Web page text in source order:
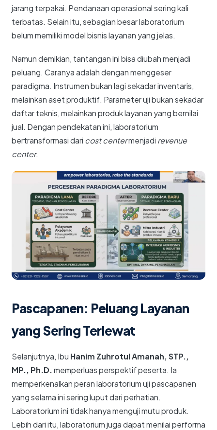
jarang terpakai. Pendanaan operasional sering kali
terbatas. Selain itu, sebagian besar laboratorium
belum memiliki model bisnis layanan yang jelas.
Namun demikian, tantangan ini bisa diubah menjadi
peluang. Caranya adalah dengan menggeser
paradigma. Instrumen bukan lagi sekadar inventaris,
melainkan aset produktif. Parameter uji bukan sekadar
daftar teknis, melainkan produk layanan yang bernilai
jual. Dengan pendekatan ini, laboratorium
bertransformasi dari cost centermenjadi revenue
center.
Pascapanen: Peluang Layanan
yang Sering Terlewat
Selanjutnya, Ibu Hanim Zuhrotul Amanah, STP.,
MP., Ph.D.memperluas perspektif peserta. Ia
memperkenalkan peran laboratorium uji pascapanen
yang selama ini sering luput dari perhatian.
Laboratorium ini tidak hanya menguji mutu produk.
Lebih dari itu, laboratorium juga dapat menilai performa